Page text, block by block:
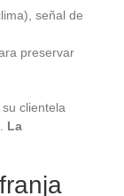
señal de
preservar
clientela
La